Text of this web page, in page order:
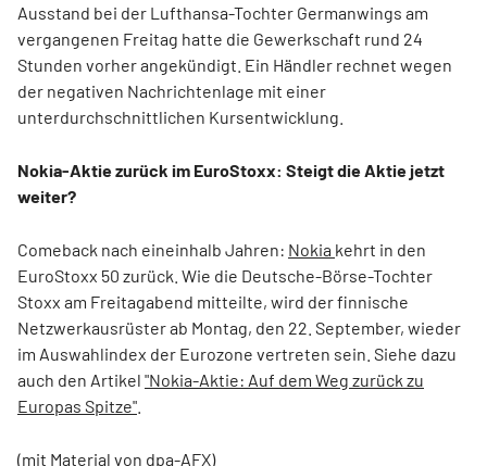
Ausstand bei der Lufthansa-Tochter Germanwings am
vergangenen Freitag hatte die Gewerkschaft rund 24
Stunden vorher angekündigt. Ein Händler rechnet wegen
der negativen Nachrichtenlage mit einer
unterdurchschnittlichen Kursentwicklung.
Nokia-Aktie zurück im EuroStoxx: Steigt die Aktie jetzt
weiter?
Comeback nach eineinhalb Jahren: Nokia kehrt in den
EuroStoxx 50 zurück. Wie die Deutsche-Börse-Tochter
Stoxx am Freitagabend mitteilte, wird der finnische
Netzwerkausrüster ab Montag, den 22. September, wieder
im Auswahlindex der Eurozone vertreten sein. Siehe dazu
auch den Artikel "Nokia-Aktie: Auf dem Weg zurück zu
Europas Spitze"
(mit Material von dpa-AFX)